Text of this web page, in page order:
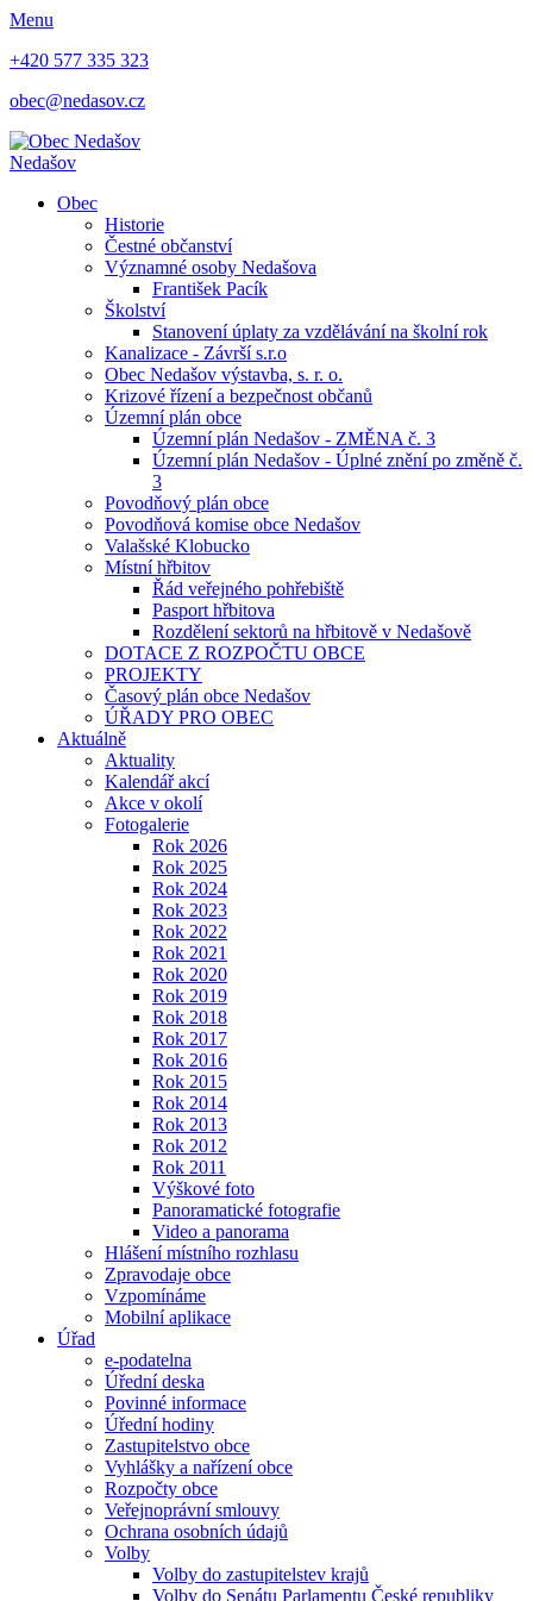
Menu
+420 577 335 323
obec@nedasov.cz
Nedašov
Obec
Historie
Čestné občanství
Významné osoby Nedašova
František Pacík
Školství
Stanovení úplaty za vzdělávání na školní rok
Kanalizace - Závrší s.r.o
Obec Nedašov výstavba, s. r. o.
Krizové řízení a bezpečnost občanů
Územní plán obce
Územní plán Nedašov - ZMĚNA č. 3
Územní plán Nedašov - Úplné znění po změně č.
3
Povodňový plán obce
Povodňová komise obce Nedašov
Valašské Klobucko
Místní hřbitov
Řád veřejného pohřebiště
Pasport hřbitova
Rozdělení sektorů na hřbitově v Nedašově
DOTACE Z ROZPOČTU OBCE
PROJEKTY
Časový plán obce Nedašov
ÚŘADY PRO OBEC
Aktuálně
Aktuality
Kalendář akcí
Akce v okolí
Fotogalerie
Rok 2026
Rok 2025
Rok 2024
Rok 2023
Rok 2022
Rok 2021
Rok 2020
Rok 2019
Rok 2018
Rok 2017
Rok 2016
Rok 2015
Rok 2014
Rok 2013
Rok 2012
Rok 2011
Výškové foto
Panoramatické fotografie
Video a panorama
Hlášení místního rozhlasu
Zpravodaje obce
Vzpomínáme
Mobilní aplikace
Úřad
e-podatelna
Úřední deska
Povinné informace
Úřední hodiny
Zastupitelstvo obce
Vyhlášky a nařízení obce
Rozpočty obce
Veřejnoprávní smlouvy
Ochrana osobních údajů
Volby
Volby do zastupitelstev krajů
Volby do Senátu Parlamentu České republiky